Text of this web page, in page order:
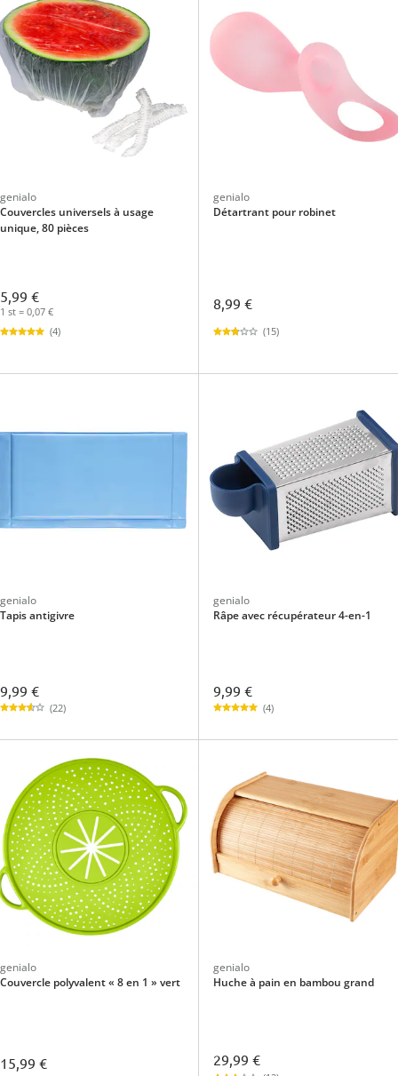
genialo
Couvercles universels à usage
unique, 80 pièces
5,99 €
1 st = 0,07 €
(4)
genialo
Détartrant pour robinet
8,99 €
(15)
genialo
Tapis antigivre
9,99 €
(22)
genialo
Râpe avec récupérateur 4-en-1
9,99 €
(4)
genialo
Couvercle polyvalent « 8 en 1 » vert
15,99 €
genialo
Huche à pain en bambou grand
29,99 €